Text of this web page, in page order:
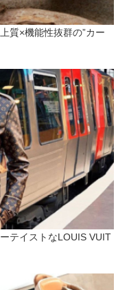
質×機能性抜群の”カー
テイストなLOUIS VUIT